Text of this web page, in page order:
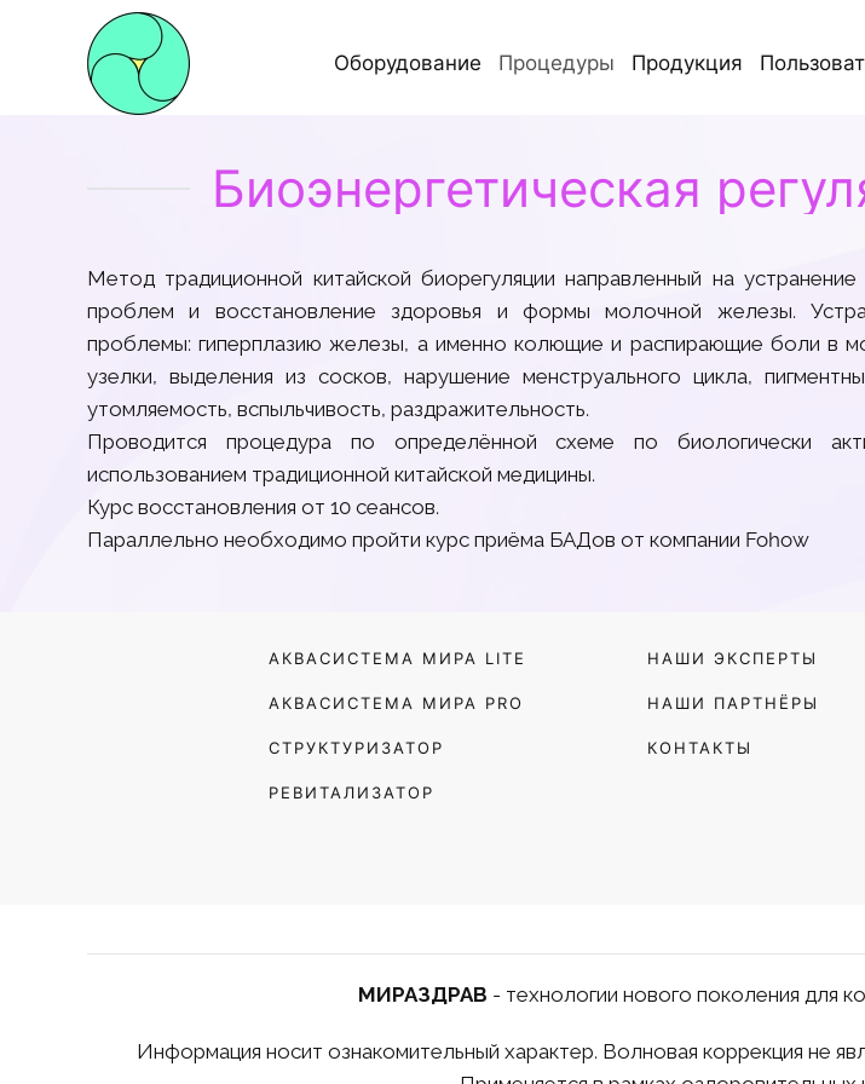
Оборудование Процедуры Продукция
Биоэнергетическая
Метод традиционной китайской биорегуляции направленный на устранение
проблем и восстановление здоровья и формы молочной железы.
проблемы: гиперплазию железы, а именно колющие и распирающие боли в
узелки, выделения из сосков, нарушение менструального цикла,
утомляемость, вспыльчивость, раздражительность.
Проводится процедура по определённой схеме по биологически
использованием традиционной китайской медицины.
Курс восстановления от 10 сеансов.
Параллельно необходимо пройти курс приёма БАДов от компании Fohow
АКВАСИСТЕМА МИРА LITE
АКВАСИСТЕМА МИРА PRO
СТРУКТУРИЗАТОР
РЕВИТАЛИЗАТОР
НАШИ ЭКСПЕРТЫ
НАШИ ПАРТНЁРЫ
КОНТАКТЫ
МИРАЗДРАВ - технологии нового поколения для
Информация носит ознакомительный характер. Волновая коррекция не